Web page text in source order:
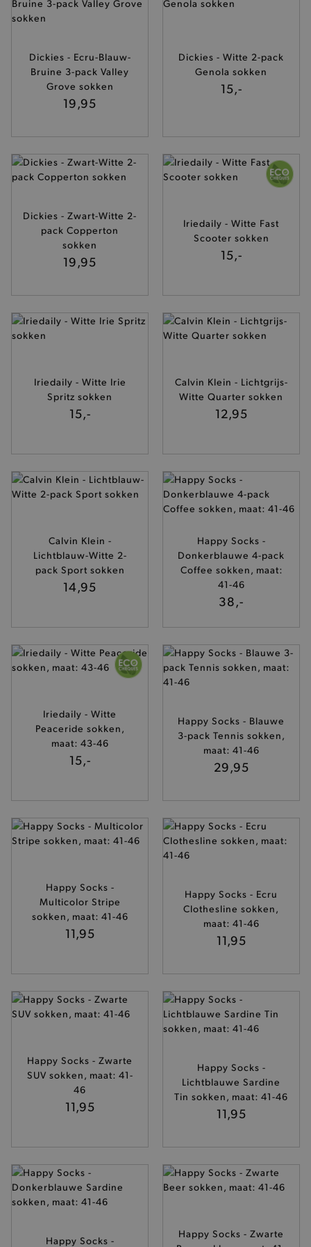
Dickies - Ecru-Blauw-
Bruine 3-pack Valley
Grove sokken
19,95
Dickies - Witte 2-pack
Genola sokken
15,-
Dickies - Zwart-Witte 2-
pack Copperton
sokken
19,95
Iriedaily - Witte Fast
Scooter sokken
15,-
Iriedaily - Witte Irie
Spritz sokken
15,-
Calvin Klein - Lichtgrijs-
Witte Quarter sokken
12,95
Calvin Klein -
Lichtblauw-Witte 2-
pack Sport sokken
14,95
Happy Socks -
Donkerblauwe 4-pack
Coffee sokken, maat:
41-46
38,-
Iriedaily - Witte
Peaceride sokken,
maat: 43-46
15,-
Happy Socks - Blauwe
3-pack Tennis sokken,
maat: 41-46
29,95
Happy Socks -
Multicolor Stripe
sokken, maat: 41-46
11,95
Happy Socks - Ecru
Clothesline sokken,
maat: 41-46
11,95
Happy Socks - Zwarte
SUV sokken, maat: 41-
46
11,95
Happy Socks -
Lichtblauwe Sardine
Tin sokken, maat: 41-46
11,95
Happy Socks -
Happy Socks - Zwarte
mage-cache-sessid
mediator.zopim.com
last_visited_store .www.brooklyn.be
__zlcmid
.brooklyn.be
Adobe Inc.
Adobe Inc.
CookieScriptConsent
CookieScript
www.brooklyn.be
form_key
Adobe Inc.
.www.brooklyn.be
recently_viewed_product
www.brooklyn.be
recently_viewed_product_previous
Adobe Inc.
www.brooklyn.be
PHPSESSID